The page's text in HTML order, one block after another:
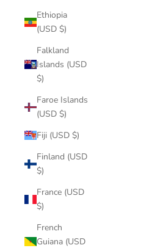
Ethiopia
(USD $)
Falkland
Islands (USD
$)
Faroe Islands
(USD $)
Fiji (USD $)
Finland (USD
$)
France (USD
$)
French
Guiana (USD